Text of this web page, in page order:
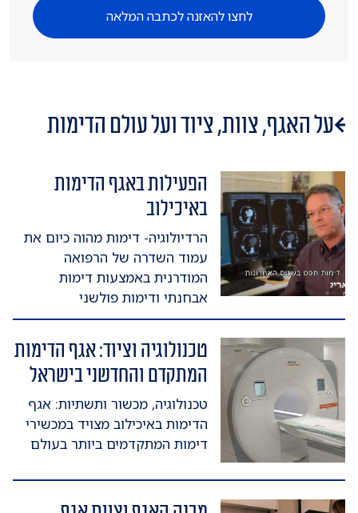
לחצו להאזנה לכתבה המלאה
על האגף, צוות, ציוד ועל עולם הדימות
הפעילות באגף הדימות
באיכילוב
הרדיולוגיה- דימות מהוה כיום את
עמוד השדרה של הרפואה
המודרנית באמצעות דימות
אבחנתי ודימות פולשני
טכנולוגיה וציוד: אגף הדימות
המתקדם והחדשני בישראל
טכנולוגיה, מכשור ותשתיות: אגף
הדימות באיכילוב מצויד במכשירי
דימות המתקדמים ביותר בעולם